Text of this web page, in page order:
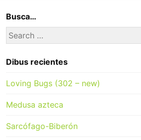
Busca…
Search
for:
Dibus recientes
Loving Bugs (302 – new)
Medusa azteca
Sarcófago-Biberón